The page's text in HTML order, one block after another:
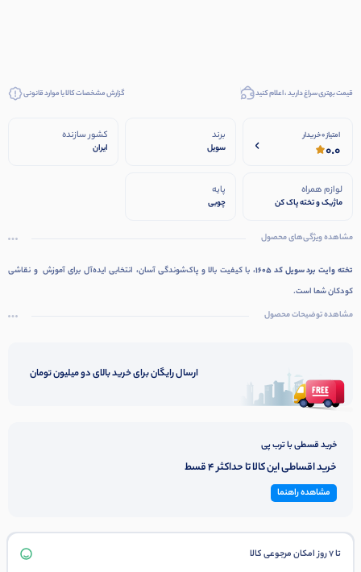
قیمت بهتری سراغ دارید ، اعلام کنید گزارش مشخصات کالا یا موارد قانونی
امتیاز 0 خریدار
0.0
برند
سویل
کشور سازنده
ایران
لوازم همراه
ماژیک و تخته پاک کن
پایه
چوبی
مشاهده ویژگی‌های محصول
تخته وایت برد سویل کد 1605
، با کیفیت بالا و پاک‌شوندگی آسان، انتخابی ایده‌آل برای آموزش و نقاشی
کودکان شما است.
مشاهده توضیحات محصول
ارسال رایگان برای خرید بالای دو میلیون تومان
خرید قسطی با ترب پی
خرید اقساطی این کالا تا حداکثر 4 قسط
مشاهده راهنما
تا 7 روز امکان مرجوعی کالا